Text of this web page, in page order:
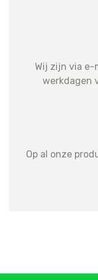
Wij zijn via e-
werkdagen
Op al onze